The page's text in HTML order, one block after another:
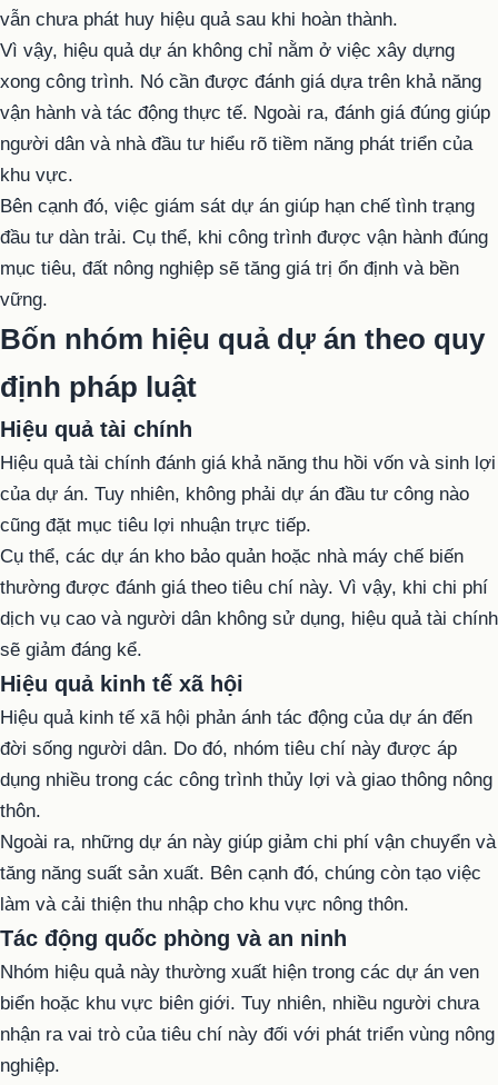
vẫn chưa phát huy hiệu quả sau khi hoàn thành.
Vì vậy, hiệu quả dự án không chỉ nằm ở việc xây dựng
xong công trình. Nó cần được đánh giá dựa trên khả năng
vận hành và tác động thực tế. Ngoài ra, đánh giá đúng giúp
người dân và nhà đầu tư hiểu rõ tiềm năng phát triển của
khu vực.
Bên cạnh đó, việc giám sát dự án giúp hạn chế tình trạng
đầu tư dàn trải. Cụ thể, khi công trình được vận hành đúng
mục tiêu, đất nông nghiệp sẽ tăng giá trị ổn định và bền
vững.
Bốn nhóm hiệu quả dự án theo quy
định pháp luật
Hiệu quả tài chính
Hiệu quả tài chính đánh giá khả năng thu hồi vốn và sinh lợi
của dự án. Tuy nhiên, không phải dự án đầu tư công nào
cũng đặt mục tiêu lợi nhuận trực tiếp.
Cụ thể, các dự án kho bảo quản hoặc nhà máy chế biến
thường được đánh giá theo tiêu chí này. Vì vậy, khi chi phí
dịch vụ cao và người dân không sử dụng, hiệu quả tài chính
sẽ giảm đáng kể.
Hiệu quả kinh tế xã hội
Hiệu quả kinh tế xã hội phản ánh tác động của dự án đến
đời sống người dân. Do đó, nhóm tiêu chí này được áp
dụng nhiều trong các công trình thủy lợi và giao thông nông
thôn.
Ngoài ra, những dự án này giúp giảm chi phí vận chuyển và
tăng năng suất sản xuất. Bên cạnh đó, chúng còn tạo việc
làm và cải thiện thu nhập cho khu vực nông thôn.
Tác động quốc phòng và an ninh
Nhóm hiệu quả này thường xuất hiện trong các dự án ven
biển hoặc khu vực biên giới. Tuy nhiên, nhiều người chưa
nhận ra vai trò của tiêu chí này đối với phát triển vùng nông
nghiệp.